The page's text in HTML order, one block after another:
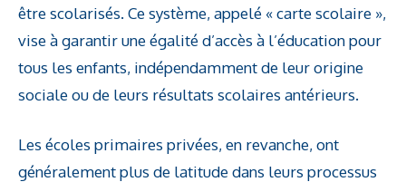
être scolarisés. Ce système, appelé « carte scolaire »,
vise à garantir une égalité d’accès à l’éducation pour
tous les enfants, indépendamment de leur origine
sociale ou de leurs résultats scolaires antérieurs.
Les écoles primaires privées, en revanche, ont
généralement plus de latitude dans leurs processus